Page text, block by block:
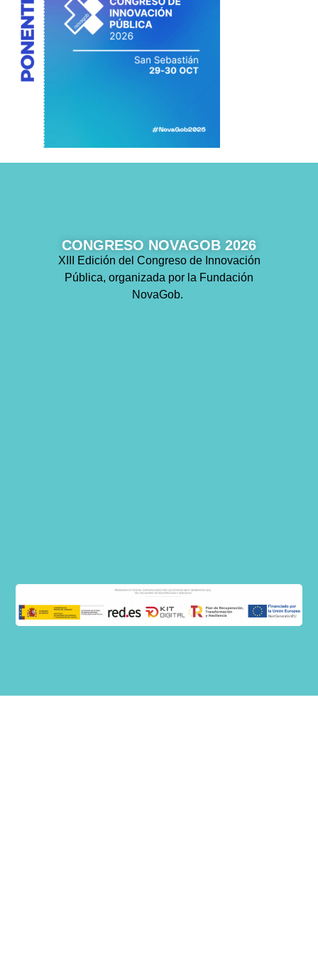
CONGRESO NOVAGOB 2026
XIII Edición del Congreso de Innovación
Pública, organizada por la Fundación
NovaGob.